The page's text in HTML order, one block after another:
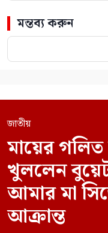
মন্তব্য করুন
জাতীয়
মায়ের
খুললেন
আমার মা
আক্রান্ত